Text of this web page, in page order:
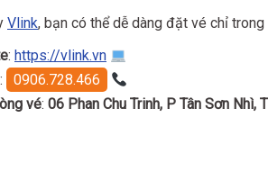
Vlink, bạn có thể dễ dàng đặt vé chỉ trong
: https://vlink.vn
:
0906.728.466
vé: 06 Phan Chu Trinh, P Tân Sơn Nhì,